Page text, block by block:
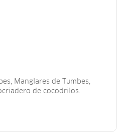
Manglares de Tumbes,
de cocodrilos.